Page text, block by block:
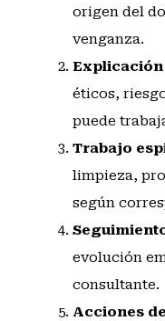
origen del
venganza.
éticos,
puede
Trabajo
limpieza,
según
evolución
consultante.
Acciones